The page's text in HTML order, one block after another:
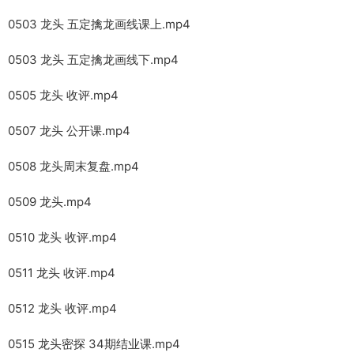
0503 龙头 五定擒龙画线课上.mp4
0503 龙头 五定擒龙画线下.mp4
0505 龙头 收评.mp4
0507 龙头 公开课.mp4
0508 龙头周末复盘.mp4
0509 龙头.mp4
0510 龙头 收评.mp4
0511 龙头 收评.mp4
0512 龙头 收评.mp4
0515 龙头密探 34期结业课.mp4